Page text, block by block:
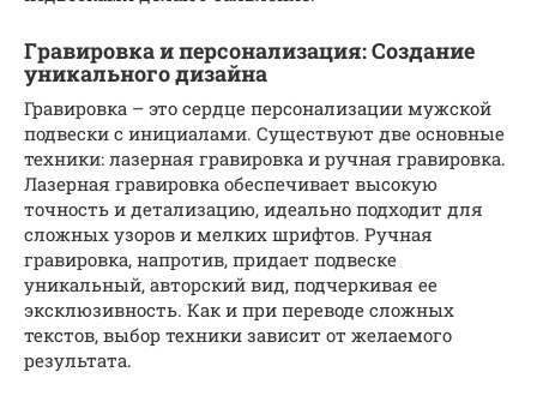
Гравировка и персонализация: Создание
уникального дизайна
Гравировка – это сердце персонализации мужской
подвески с инициалами. Существуют две основные
техники: лазерная гравировка и ручная гравировка.
Лазерная гравировка обеспечивает высокую
точность и детализацию, идеально подходит для
сложных узоров и мелких шрифтов. Ручная
гравировка, напротив, придает подвеске
уникальный, авторский вид, подчеркивая ее
эксклюзивность. Как и при переводе сложных
текстов, выбор техники зависит от желаемого
результата.